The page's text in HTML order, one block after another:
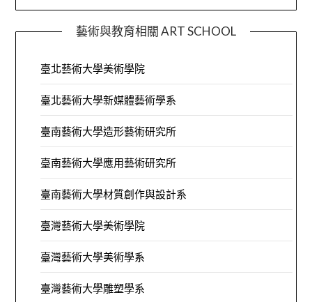
藝術與教育相關 ART SCHOOL
臺北藝術大學美術學院
臺北藝術大學新媒體藝術學系
臺南藝術大學造形藝術研究所
臺南藝術大學應用藝術研究所
臺南藝術大學材質創作與設計系
臺灣藝術大學美術學院
臺灣藝術大學美術學系
臺灣藝術大學雕塑學系